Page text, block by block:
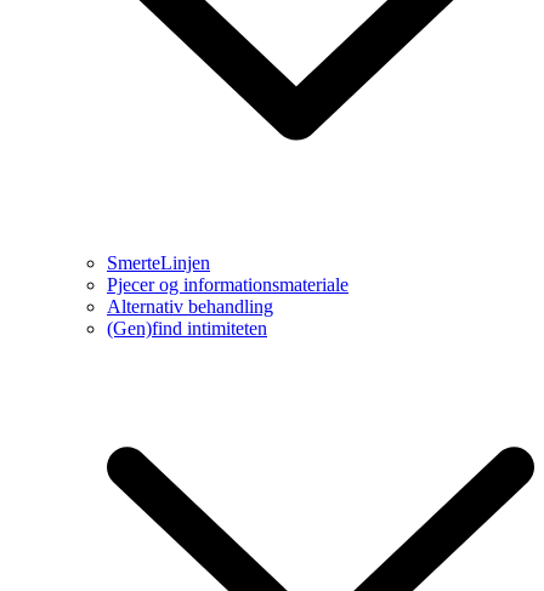
SmerteLinjen
Pjecer og informationsmateriale
Alternativ behandling
(Gen)find intimiteten